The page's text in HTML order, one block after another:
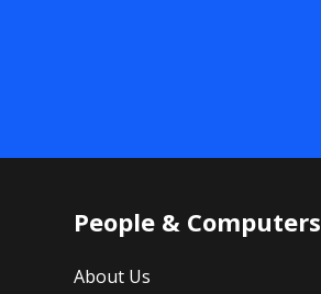
People & Computers
About Us